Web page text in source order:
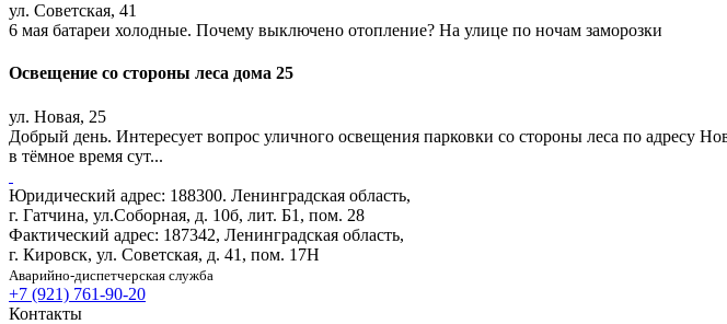
ул. Советская, 41
6 мая батареи холодные. Почему выключено отопление? На улице по ночам заморозки
Освещение со стороны леса дома 25
ул. Новая, 25
Добрый день. Интересует вопрос уличного освещения парковки со стороны леса по адресу
в тёмное время сут...
Юридический адрес: 188300. Ленинградская область,
г. Гатчина, ул.Соборная, д. 10б, лит. Б1, пом. 28
Фактический адрес: 187342, Ленинградская область,
г. Кировск, ул. Советская, д. 41, пом. 17Н
Аварийно-диспетчерская служба
+7 (921) 761-90-20
Контакты